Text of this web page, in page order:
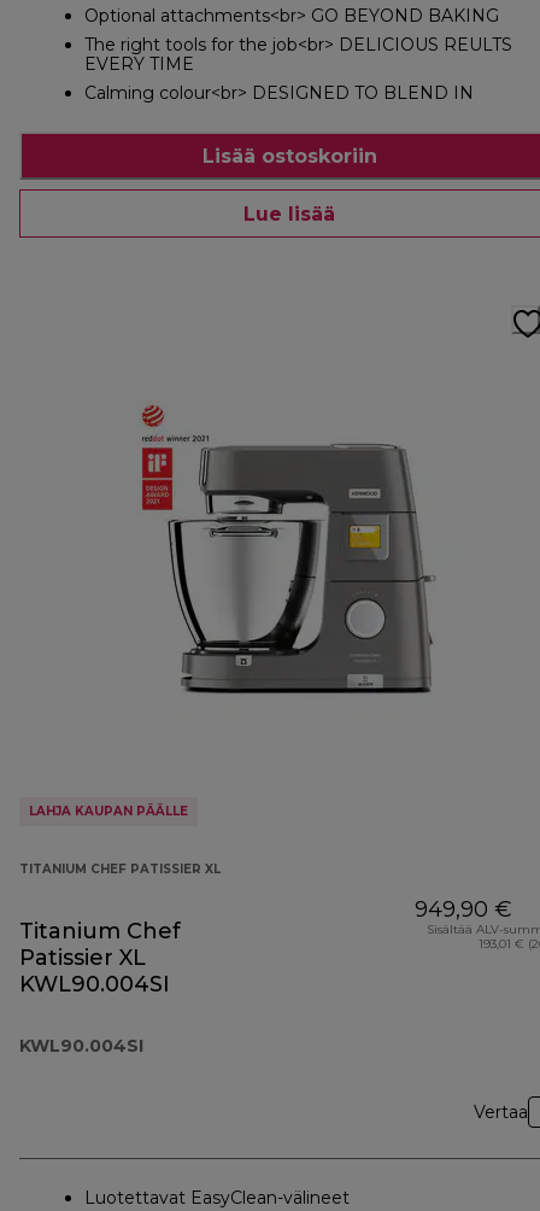
Optional attachments<br> GO BEYOND BAKING
The right tools for the job<br> DELICIOUS REULTS
EVERY TIME
Calming colour<br> DESIGNED TO BLEND IN
Lisää ostoskoriin
Lue lisää
LAHJA KAUPAN PÄÄLLE
TITANIUM CHEF PATISSIER XL
Titanium Chef
Patissier XL
KWL90.004SI
KWL90.004SI
949,90 €
Sisältää ALV-
193,01 €
Vertaa
Luotettavat EasyClean-välineet